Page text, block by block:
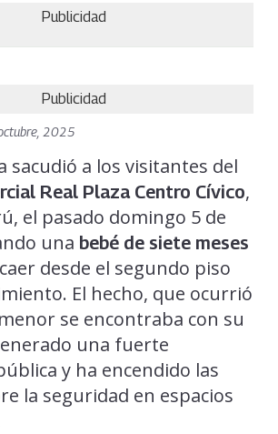
Publicidad
Publicidad
2025
sacudió a los visitantes del
Real Plaza Centro Cívico,
el pasado domingo 5 de
una bebé de siete meses
desde el segundo piso
El hecho, que ocurrió
se encontraba con su
una fuerte
y ha encendido las
la seguridad en espacios